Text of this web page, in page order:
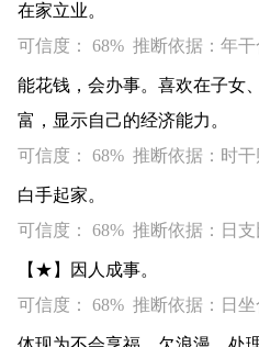
在家立业。
可信度： 68% 推断依据：年干
能花钱，会办事。喜欢在子女
富，显示自己的经济能力。
可信度： 68% 推断依据：时干
白手起家。
可信度： 68% 推断依据：日支
【★】因人成事。
可信度： 68% 推断依据：日坐